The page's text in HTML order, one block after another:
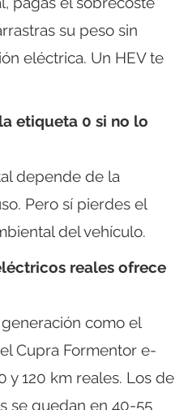
su peso sin
eléctrica. Un HEV te
etiqueta 0 si no lo
depende de la
Pero sí pierdes el
del vehículo.
reales ofrece
como el
Cupra Formentor e-
y 120 km reales. Los de
se quedan en 40-55